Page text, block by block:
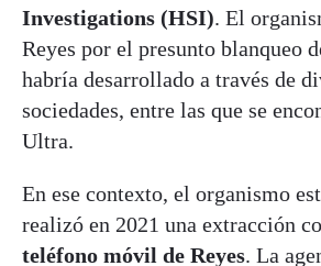
Investigations (HSI). El
Reyes por el presunto blanqueo
habría desarrollado a través de
sociedades, entre las que se
Ultra.
En ese contexto, el organismo
realizó en 2021 una extracción
teléfono móvil de Reyes. La